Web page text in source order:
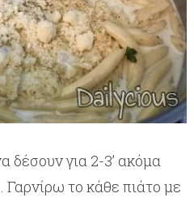
δέσουν για 2-3’ ακόμα
το κάθε πιάτο με